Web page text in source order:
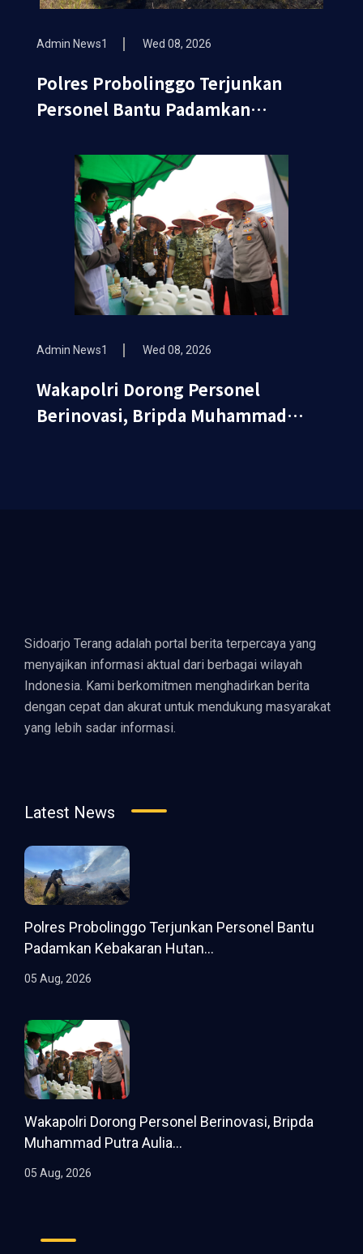
Admin News1 Wed 08, 2026
Polres Probolinggo Terjunkan
Personel Bantu Padamkan
Admin News1 Wed 08, 2026
Wakapolri Dorong Personel
Berinovasi, Bripda Muhammad
Sidoarjo Terang adalah portal berita terpercaya yang
menyajikan informasi aktual dari berbagai wilayah
Indonesia. Kami berkomitmen menghadirkan berita
dengan cepat dan akurat untuk mendukung masyarakat
yang lebih sadar informasi.
Latest News
Polres Probolinggo Terjunkan Personel Bantu
Padamkan Kebakaran Hutan...
05 Aug, 2026
Wakapolri Dorong Personel Berinovasi, Bripda
Muhammad Putra Aulia...
05 Aug, 2026